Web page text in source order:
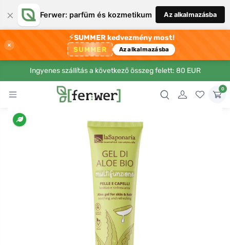
× Ferwer: parfüm és kozmetikum Az alkalmazásba
×
⚡SUMMER kedvezmény most!
SUMMER Az alkalmazásba
Ingyenes szállítás a következő összeg felett: 80 EUR
0